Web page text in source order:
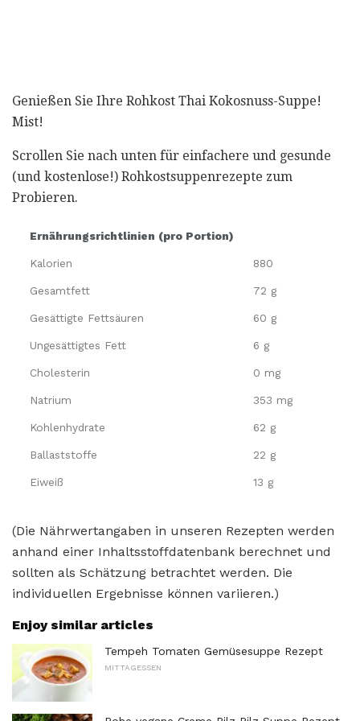
Genießen Sie Ihre Rohkost Thai Kokosnuss-Suppe!
Mist!
Scrollen Sie nach unten für einfachere und gesunde
(und kostenlose!) Rohkostsuppenrezepte zum
Probieren.
Ernährungsrichtlinien (pro Portion)
Kalorien 880
Gesamtfett 72 g
Gesättigte Fettsäuren 60 g
Ungesättigtes Fett 6 g
Cholesterin 0 mg
Natrium 353 mg
Kohlenhydrate 62 g
Ballaststoffe 22 g
Eiweiß 13 g
(Die Nährwertangaben in unseren Rezepten werden
anhand einer Inhaltsstoffdatenbank berechnet und
sollten als Schätzung betrachtet werden. Die
individuellen Ergebnisse können variieren.)
Enjoy similar articles
Tempeh Tomaten Gemüsesuppe Rezept
MITTAGESSEN